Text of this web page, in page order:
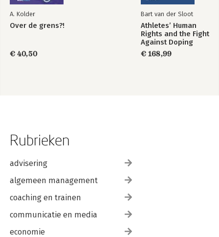
A. Kolder
Over de grens?!
€ 40,50
Bart van der Sloot
Athletes’ Human
Rights and the Fight
Against Doping
€ 168,99
Rubrieken
advisering
algemeen management
coaching en trainen
communicatie en media
economie